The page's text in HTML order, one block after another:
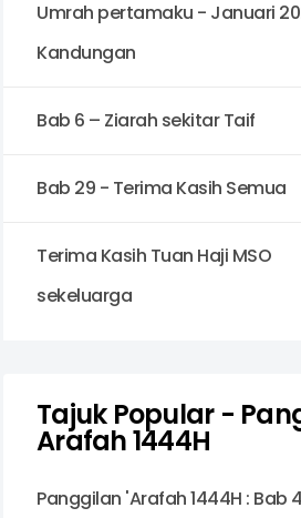
Umrah pertamaku - Januari
Kandungan
Bab 6 – Ziarah sekitar Taif
Bab 29 - Terima Kasih Semua
Terima Kasih Tuan Haji MSO
sekeluarga
Tajuk Popular -
Arafah 1444H
Panggilan 'Arafah 1444H : Bab